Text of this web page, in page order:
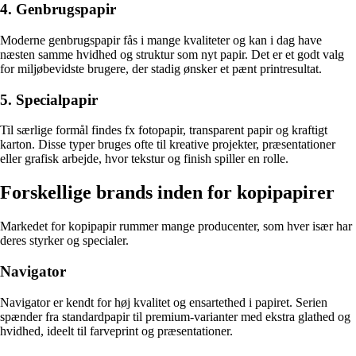
4. Genbrugspapir
Moderne genbrugspapir fås i mange kvaliteter og kan i dag have
næsten samme hvidhed og struktur som nyt papir. Det er et godt valg
for miljøbevidste brugere, der stadig ønsker et pænt printresultat.
5. Specialpapir
Til særlige formål findes fx fotopapir, transparent papir og kraftigt
karton. Disse typer bruges ofte til kreative projekter, præsentationer
eller grafisk arbejde, hvor tekstur og finish spiller en rolle.
Forskellige brands inden for kopipapirer
Markedet for kopipapir rummer mange producenter, som hver især har
deres styrker og specialer.
Navigator
Navigator er kendt for høj kvalitet og ensartethed i papiret. Serien
spænder fra standardpapir til premium-varianter med ekstra glathed og
hvidhed, ideelt til farveprint og præsentationer.